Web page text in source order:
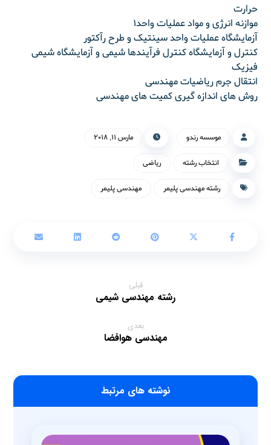
حرارت
موازنه انرژی و مواد عملیات واحد۱
آزمایشگاه عملیات واحد سینتیک و طرح رآکتور
کنترل و آزمایشگاه کنترل فرآیندها شیمی و آزمایشگاه شیمی
فیزیک
انتقال جرم ریاضیات مهندسی
روش های اندازه گیری کمیت های مهندسی
موسسه رندو مارس ۱۱, ۲۰۱۸
انتخاب رشته ریاضی
رشته مهندسی پلیمر مهندسی پلیمر
قبلی
رشته مهندسی شیمی
بعدی
مهندسی هوافضا
‫نوشته های مرتبط